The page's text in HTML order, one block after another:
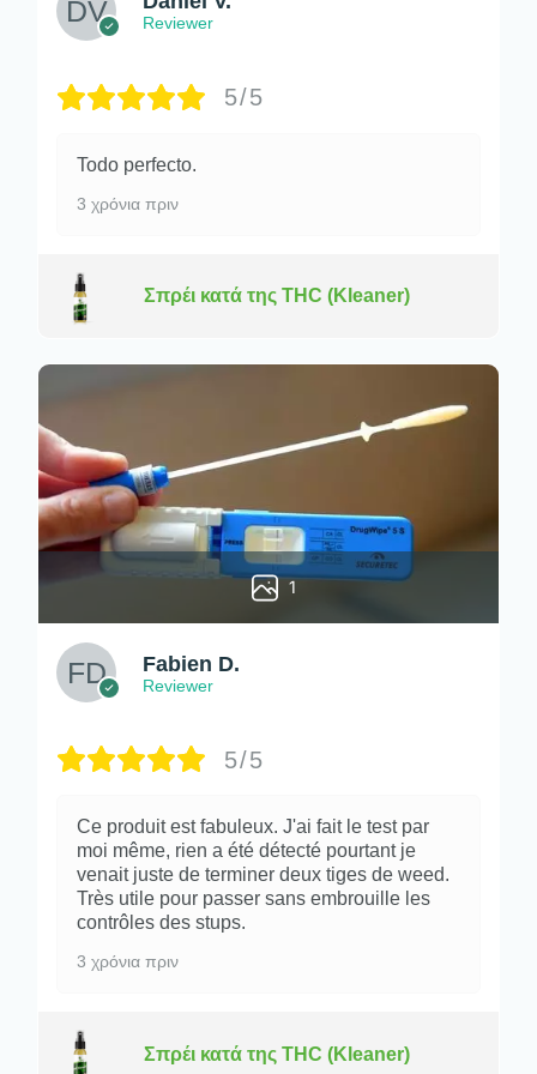
Reviewer
5/5
Todo perfecto.
3 χρόνια πριν
Σπρέι κατά της THC (Kleaner)
1
Fabien D.
Reviewer
5/5
Ce produit est fabuleux. J'ai fait le test par
moi même, rien a été détecté pourtant je
venait juste de terminer deux tiges de weed.
Très utile pour passer sans embrouille les
contrôles des stups.
3 χρόνια πριν
Σπρέι κατά της THC (Kleaner)